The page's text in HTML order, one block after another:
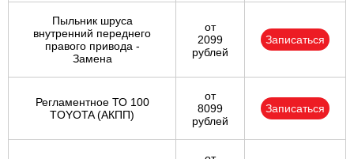
Пыльник шруса
внутренний переднего
правого привода -
Замена
от
2099
рублей
Записаться
Регламентное ТО 100
TOYOTA (АКПП)
от
8099
рублей
Записаться